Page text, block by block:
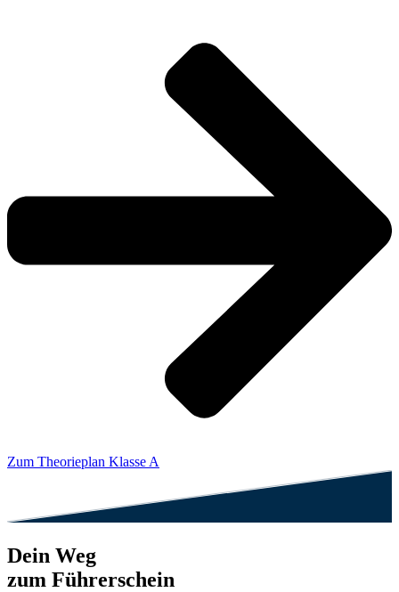
Zum Theorieplan Klasse A
Dein Weg
zum Führerschein